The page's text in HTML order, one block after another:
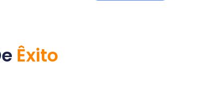
Confiança